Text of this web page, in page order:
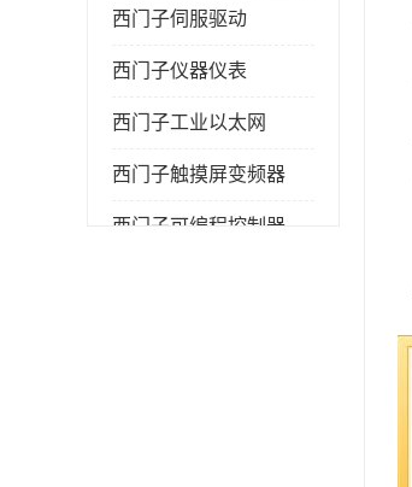
西门子伺服驱动
西门子仪器仪表
西门子工业以太网
西门子触摸屏变频器
西门子可编程控制器